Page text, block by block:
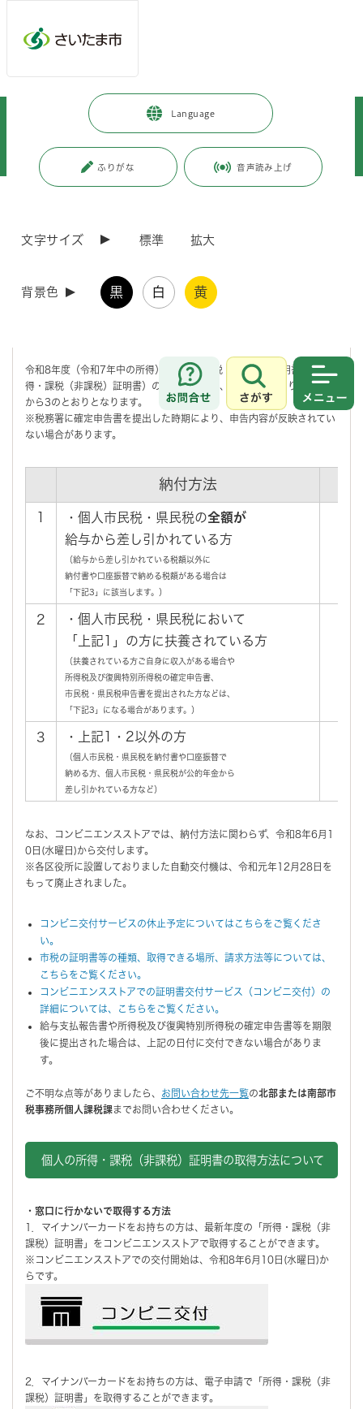
Language
ふりがな 音声読み上げ
文字サイズ 標準 拡大
背景色 黒 白 黄
お問合せ
さがす
暮らし・手続き > 保険・年金・税金
>
始します
令和8年度の個人市民税・県民税の所得・課税（非
令和8年度の個人市民税・県民税に係る証明書の交付を
令和8年度（令和7年中の所得）の個人市民税・県民税の証明書（所
得・課税（非課税）証明書）の交付開始日は、納付方法により、次の1
から3のとおりとなります。
※税務署に確定申告書を提出した時期により、申告内容が反映されてい
ない場合があります。
納付方法
1 ・個人市民税・県民税の全額が
給与から差し引かれている方
（給与から差し引かれている税額以外に
納付書や口座振替で納める税額がある場合は
「下記3」に該当します。）
2
・個人市民税・県民税において
「上記1」の方に扶養されている方
（扶養されている方ご自身に収入がある場合や
所得税及び復興特別所得税の確定申告書、
市民税・県民税申告書を提出された方などは、
「下記3」になる場合があります。）
3 ・上記1・2以外の方
（個人市民税・県民税を納付書や口座振替で
納める方、個人市民税・県民税が公的年金から
差し引かれている方など）
なお、コンビニエンスストアでは、納付方法に関わらず、令和8年6月1
0日(水曜日)から交付します。
※各区役所に設置しておりました自動交付機は、令和元年12月28日を
もって廃止されました。
コンビニ交付サービスの休止予定についてはこちらをご覧くださ
い。
市税の証明書等の種類、取得できる場所、請求方法等については、
こちらをご覧ください。
コンビニエンスストアでの証明書交付サービス（コンビニ交付）の
詳細については、こちらをご覧ください。
給与支払報告書や所得税及び復興特別所得税の確定申告書等を期限
後に提出された場合は、上記の日付に交付できない場合がありま
す。
ご不明な点等がありましたら、 お問い合わせ先一覧の北部または南部市
税事務所個人課税課までお問い合わせください。
個人の所得・課税（非課税）証明書の取得方法について
・窓口に行かないで取得する方法
1．マイナンバーカードをお持ちの方は、最新年度の「所得・課税（非
課税）証明書」をコンビニエンスストアで取得することができます。
※コンビニエンスストアでの交付開始は、令和8年6月10日(水曜日)か
らです。
2．マイナンバーカードをお持ちの方は、電子申請で「所得・課税（非
課税）証明書」を取得することができます。